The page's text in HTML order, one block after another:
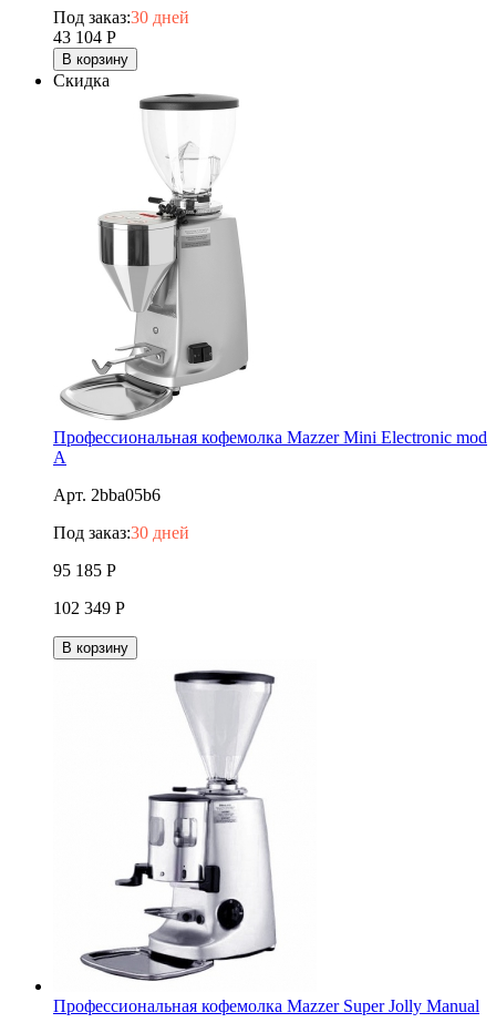
Под заказ:30 дней
43 104 Р
В корзину
Скидка
Профессиональная кофемолка Mazzer Mini Electronic mod
A
Арт. 2bba05b6
Под заказ:30 дней
95 185 Р
102 349 Р
В корзину
Профессиональная кофемолка Mazzer Super Jolly Manual